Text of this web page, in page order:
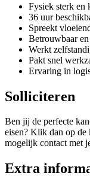
Fysiek sterk en
36 uur
Spreekt
Betrouwbaar
Werkt
Pakt snel
Ervaring in
Solliciteren
Ben jij de perfecte
eisen? Klik dan op de
mogelijk contact met
Extra